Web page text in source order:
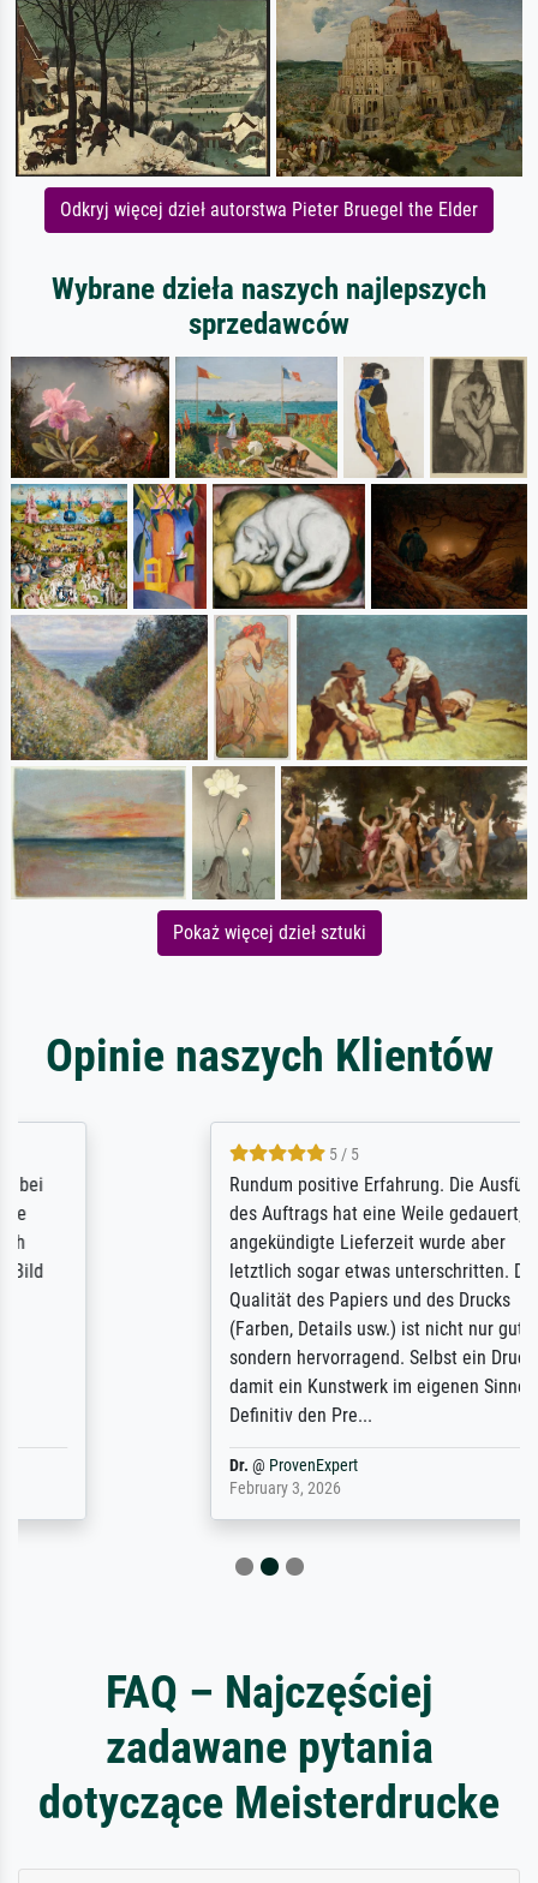
Odkryj więcej dzieł autorstwa Pieter Bruegel the Elder
Wybrane dzieła naszych najlepszych
sprzedawców
Pokaż więcej dzieł sztuki
Opinie naszych Klientów
Rundum positive Erfahrung. Die Ausführung
des Auftrags hat eine Weile gedauert, die
angekündigte Lieferzeit wurde aber
letztlich sogar etwas unterschritten. Die
Qualität des Papiers und des Drucks
(Farben, Details usw.) ist nicht nur gut,
sondern hervorragend. Selbst ein Druck ist
damit ein Kunstwerk im eigenen Sinne.
Definitiv den Pre...
FAQ – Najczęściej
zadawane pytania
dotyczące Meisterdrucke